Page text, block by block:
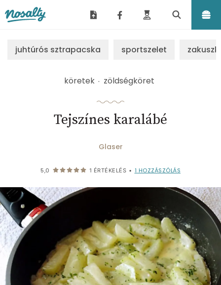
juhtúrós sztrapacska sportszelet
köretek zöldségköret
Tejszínes karalábé
Glaser
5,0 1 ÉRTÉKELÉS • 1 HOZZÁSZÓLÁS